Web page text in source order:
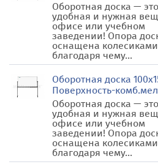
Оборотная доска —
удобная и нужная
офисе или учебном
заведении! Опора
оснащена
благодаря чему...
Оборотная доска
Поверхность-
Оборотная доска —
удобная и нужная
офисе или учебном
заведении! Опора
оснащена
благодаря чему...